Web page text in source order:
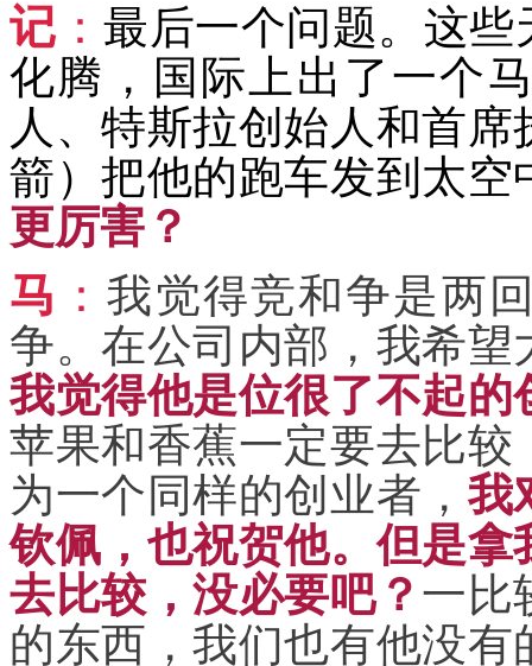
记 ： 最后一个问题。这
化腾，国际上出了一个
人、特斯拉创始人和首
箭）把他的跑车发到太空
更厉害？
马 ：我觉得竞和争是两
争。在公司内部，我希望
我觉得他是位很了不起的
苹果和香蕉一定要去比
为一个同样的创业者， 我
钦佩，也祝贺他。但是
去比较，没必要吧？ 一比
的东西，我们也有他没